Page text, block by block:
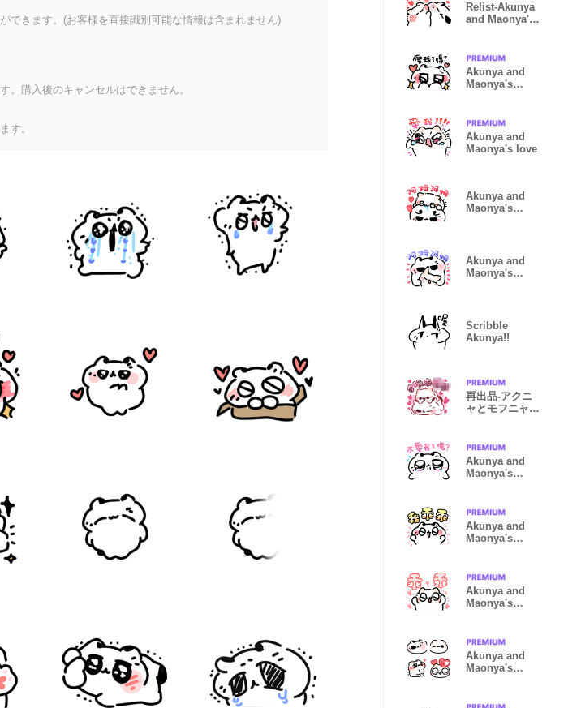
できます。(お客様を直接識別可能な情報は含まれません)
。購入後のキャンセルはできません。
す。
Relist-Akunya
and Maonya's
Akunya and
Maonya's
Akunya and
Maonya's love
Akunya and
Maonya's
Akunya and
Maonya's
Scribble
Akunya!!
再出品-アクニ
ャとモフニャ.
Akunya and
Maonya's
Akunya and
Maonya's
Akunya and
Maonya's
Akunya and
Maonya's